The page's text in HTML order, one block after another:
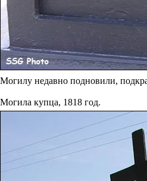
Могилу недавно подновили,
Могила купца, 1818 год.